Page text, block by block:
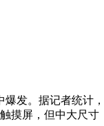
发。据记者统计
摸屏，但中大尺寸